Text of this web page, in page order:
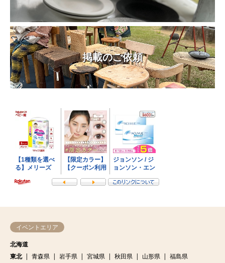
掲載のご依頼
イベントエリア
北海道
東北
青森県 岩手県 宮城県 秋田県 山形県
福島県